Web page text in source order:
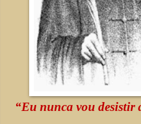
“Eu nunca vou desistir